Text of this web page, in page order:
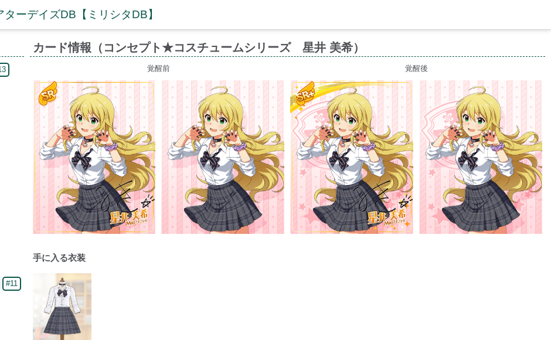
ーデイズDB【ミリシタDB】
#11
カード情報（コンセプト★コスチュームシリーズ 星井 美希）
覚醒前 覚醒後
手に入る衣装